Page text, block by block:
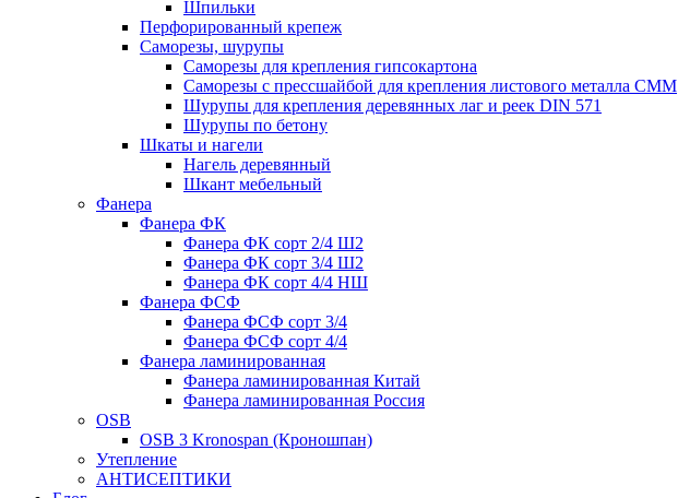
Шпильки
Перфорированный крепеж
Саморезы, шурупы
Саморезы для крепления гипсокартона
Саморезы с прессшайбой для крепления листового металла СММ
Шурупы для крепления деревянных лаг и реек DIN 571
Шурупы по бетону
Шкаты и нагели
Нагель деревянный
Шкант мебельный
Фанера
Фанера ФК
Фанера ФК сорт 2/4 Ш2
Фанера ФК сорт 3/4 Ш2
Фанера ФК сорт 4/4 НШ
Фанера ФСФ
Фанера ФСФ сорт 3/4
Фанера ФСФ сорт 4/4
Фанера ламинированная
Фанера ламинированная Китай
Фанера ламинированная Россия
OSB
OSB 3 Kronospan (Кроношпан)
Утепление
АНТИСЕПТИКИ